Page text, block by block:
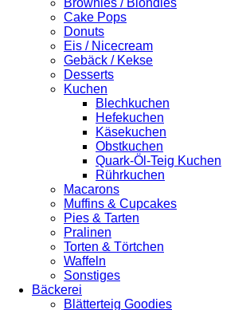
Brownies / Blondies
Cake Pops
Donuts
Eis / Nicecream
Gebäck / Kekse
Desserts
Kuchen
Blechkuchen
Hefekuchen
Käsekuchen
Obstkuchen
Quark-Öl-Teig Kuchen
Rührkuchen
Macarons
Muffins & Cupcakes
Pies & Tarten
Pralinen
Torten & Törtchen
Waffeln
Sonstiges
Bäckerei
Blätterteig Goodies